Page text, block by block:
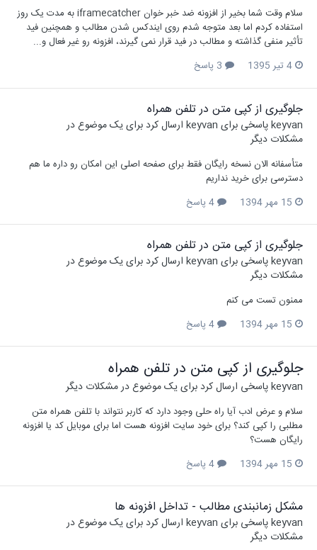
سلام وقت شما بخیر از افزونه ضد خبر خوان iframecatcher به مدت یک روز
استفاده کردم اما بعد متوجه شدم روی ایندکس شدن مطالب و همچنین فید
تأثیر منفی گذاشته و مطالب در فید قرار نمی گیرند، افزونه رو غیر فعال و...
4 تیر 1395
جلوگیری از کپی متن در تلفن همراه
keyvanپاسخی برای keyvan ارسال کرد برای یک موضوع در
مشکلات دیگر
متأسفانه الان نسخه رایگان فقط برای صفحه اصلی این امکان رو داره ما هم
دسترسی برای خرید نداریم
15 مهر 1394
جلوگیری از کپی متن در تلفن همراه
keyvanپاسخی برای keyvan ارسال کرد برای یک موضوع در
مشکلات دیگر
ممنون تست می کنم
15 مهر 1394
جلوگیری از کپی متن در تلفن همراه
keyvanپاسخی ارسال کرد برای یک موضوع درمشکلات دیگر
سلام و عرض ادب آیا راه حلی وجود دارد که کاربر نتواند با تلفن همراه متن
مطلبی را کپی کند؟ برای خود سایت افزونه هست اما برای موبایل کد یا افزونه
رایگان هست؟
15 مهر 1394
مشکل زمانبندی مطالب - تداخل افزونه ها
keyvanپاسخی برای keyvan ارسال کرد برای یک موضوع در
مشکلات دیگر